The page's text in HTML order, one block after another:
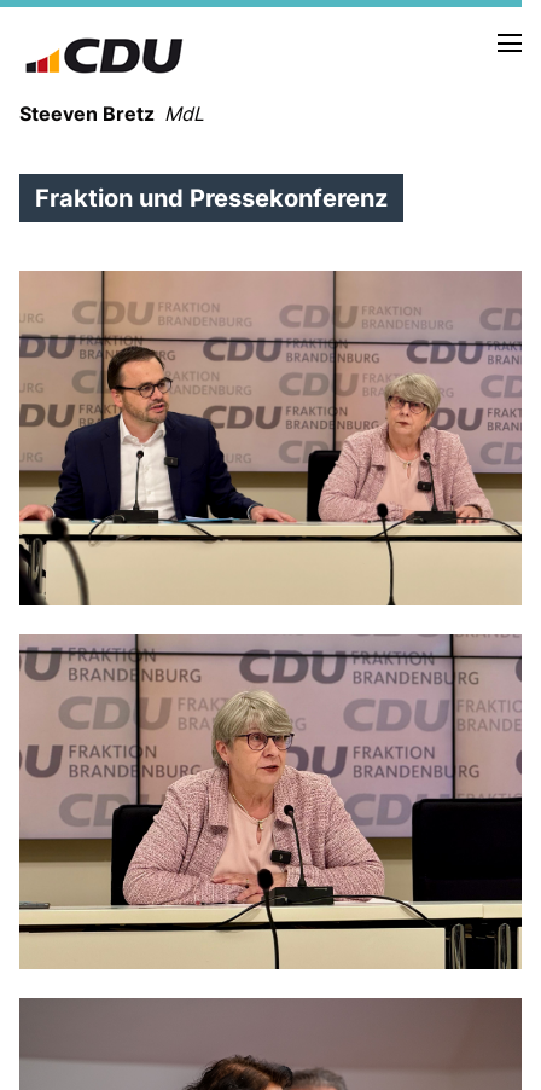
Steeven Bretz MdL
VITA
WAHLKREISBESUCHE
PRESSEFOTOS
MEIN BÜRGERBÜRO
MEIN WAHLKREIS
ZIELE
Redebeiträge
CDU Deutschland
CDU Fraktion im Brandenburger Landtag
CDU Brandenburg
CDU Potsdam
Fraktion und Pressekonferenz